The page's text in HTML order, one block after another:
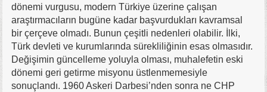
dönemi vurgusu, modern Türkiye üzerine çalışan
araştırmacıların bugüne kadar başvurdukları kavramsal
bir çerçeve olmadı. Bunun çeşitli nedenleri olabilir. İlki,
Türk devleti ve kurumlarında sürekliliğinin esas olmasıdır.
Değişimin güncelleme yoluyla olması, muhalefetin eski
dönemi geri getirme misyonu üstlenmemesiyle
sonuçlandı. 1960 Askeri Darbesi’nden sonra ne CHP